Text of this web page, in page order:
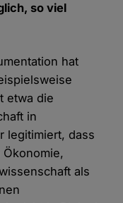
so viel
hat
etwa die
in
legitimiert, dass
als